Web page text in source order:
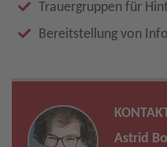
Trauergruppen für
Bereitstellung von
Astrid